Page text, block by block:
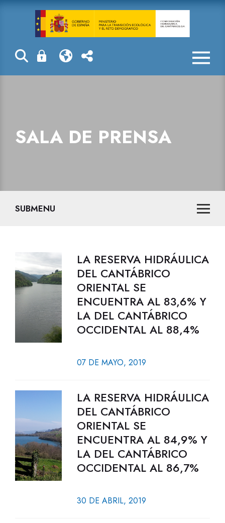
Sala de prensa
SALA DE PRENSA
SUBMENU
LA RESERVA HIDRÁULICA
DEL CANTÁBRICO
ORIENTAL SE
ENCUENTRA AL 83,6% Y
LA DEL CANTÁBRICO
OCCIDENTAL AL 88,4%
07 DE MAYO, 2019
LA RESERVA HIDRÁULICA
DEL CANTÁBRICO
ORIENTAL SE
ENCUENTRA AL 84,9% Y
LA DEL CANTÁBRICO
OCCIDENTAL AL 86,7%
30 DE ABRIL, 2019